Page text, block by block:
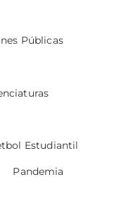
Públicas
Estudiantil
Pandemia